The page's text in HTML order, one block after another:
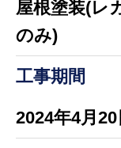
屋根塗装(レ
のみ)
工事期間
2024年4月20